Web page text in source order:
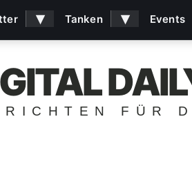
FÜR
▾ Tanken ▾ Events